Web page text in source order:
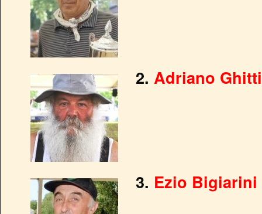
2. Adriano Ghitti
3. Ezio Bigiarini